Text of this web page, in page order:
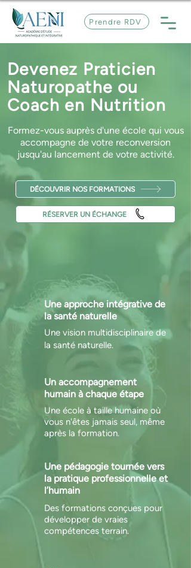
Prendre RDV
Devenez Praticien
Naturopathe ou
Coach en Nutrition
Formez-vous auprès d'une école qui vous
accompagne de votre reconversion
jusqu'au lancement de votre activité.
DÉCOUVRIR NOS FORMATIONS
RÉSERVER UN ÉCHANGE
Une approche intégrative de
la santé naturelle
Une vision multidisciplinaire de
la santé naturelle.
Un accompagnement
humain à chaque étape
Une école à taille humaine où
vous n'êtes jamais seul, même
après la formation.
Une pédagogie tournée vers
la pratique professionnelle et
l’humain
Des formations conçues pour
développer de vraies
compétences terrain.